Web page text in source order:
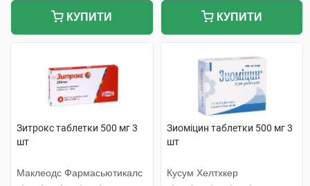
КУПИТИ КУПИТИ
Зитрокс таблетки 500 мг 3
шт
Маклеодс Фармасьютикалс
Зиоміцин таблетки 500 мг 3
шт
Кусум Хелтхкер